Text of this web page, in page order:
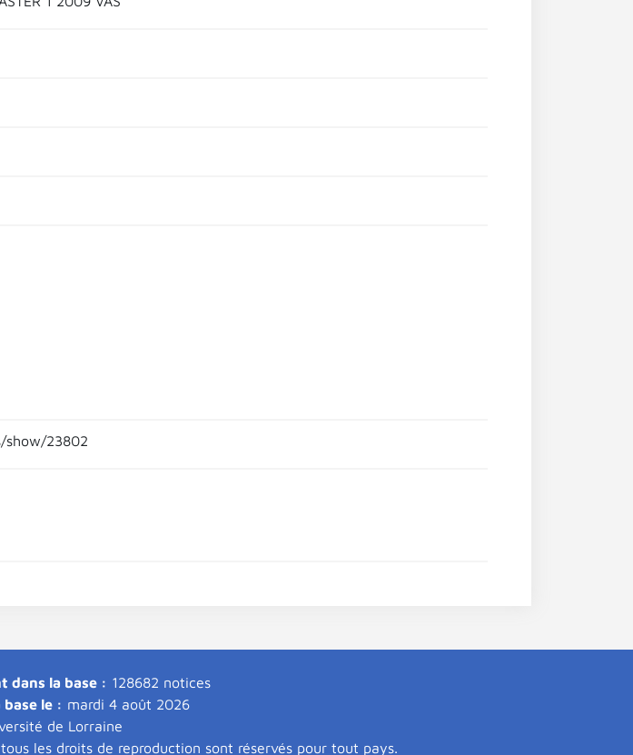
show/23802
dans la base : 128682 notices
le : mardi 4 août 2026
de Lorraine
les droits de reproduction sont réservés pour tout pays.